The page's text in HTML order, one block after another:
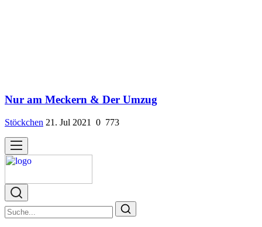
Nur am Meckern & Der Umzug
Stöckchen 21. Jul 2021 0 773